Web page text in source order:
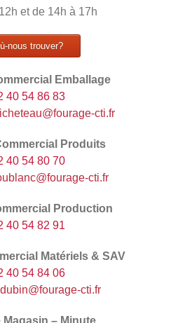
et de 14h à 17h
nous trouver?
Emballage
40 54 86 83
cti.fr
Produits
40 54 80 70
cti.fr
Production
40 54 82 91
Matériels & SAV
40 54 84 06
cti.fr
Magasin – Minute